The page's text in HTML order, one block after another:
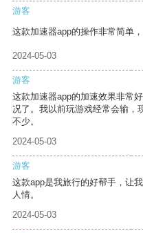
游客
这款加速器app的操作非常简单
2024-05-03
游客
这款加速器app的加速效果非常
况了。我以前玩游戏经常会输，
不少。
2024-05-03
游客
这款app是我旅行的好帮手，让
人情。
2024-05-03